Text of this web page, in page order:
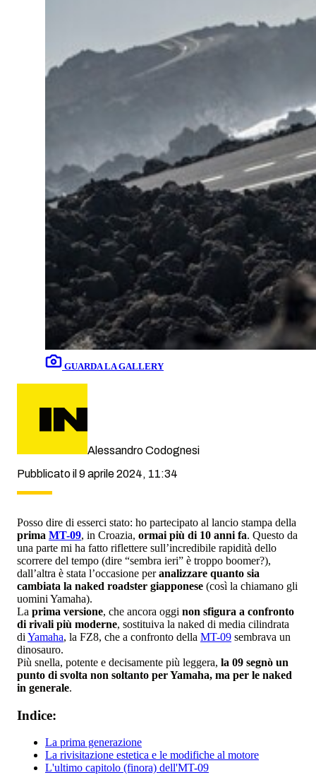
GUARDA LA GALLERY
Alessandro Codognesi
Pubblicato il 9 aprile 2024, 11:34
Posso dire di esserci stato: ho partecipato al lancio stampa della
prima MT-09, in Croazia, ormai più di 10 anni fa. Questo da
una parte mi ha fatto riflettere sull’incredibile rapidità dello
scorrere del tempo (dire “sembra ieri” è troppo boomer?),
dall’altra è stata l’occasione peranalizzare quanto sia
cambiata la naked roadster giapponese (così la chiamano gli
uomini Yamaha).
La prima versione, che ancora oggi non sfigura a confronto
di rivali più moderne, sostituiva la naked di media cilindrata
di Yamaha, la FZ8, che a confronto della MT-09 sembrava un
dinosauro.
Più snella, potente e decisamente più leggera, la 09 segnò un
punto di svolta non soltanto per Yamaha, ma per le naked
in generale.
Indice:
La prima generazione
La rivisitazione estetica e le modifiche al motore
L'ultimo capitolo (finora) dell'MT-09